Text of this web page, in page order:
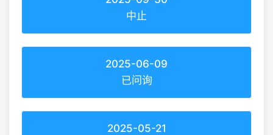
中止
2025-06-09
已问询
2025-05-21